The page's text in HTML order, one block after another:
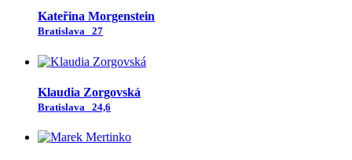
Kateřina Morgenstein
Bratislava 27
Klaudia Zorgovská
Bratislava 24,6